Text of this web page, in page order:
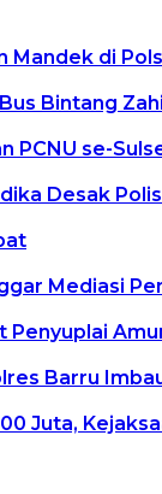
Mandek di
Bintang
PCNU se-
Desak
Mediasi
Penyuplai
Barru
Juta,